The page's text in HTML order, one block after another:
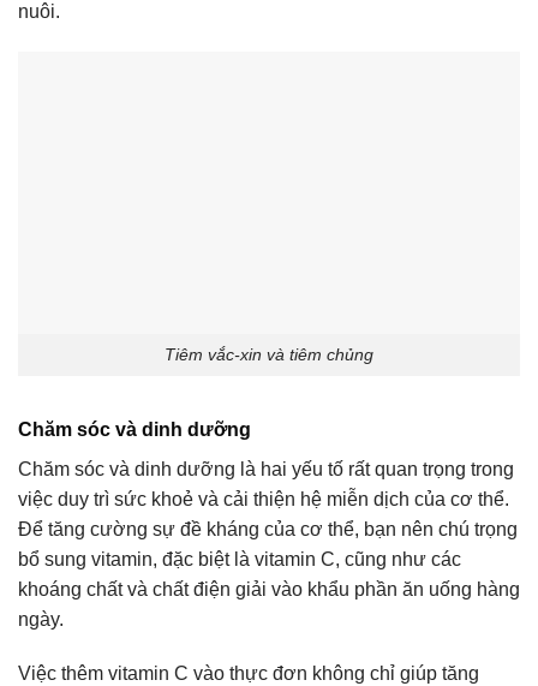
nuôi.
Tiêm vắc-xin và tiêm chủng
Chăm sóc và dinh dưỡng
Chăm sóc và dinh dưỡng là hai yếu tố rất quan trọng trong
việc duy trì sức khoẻ và cải thiện hệ miễn dịch của cơ thể.
Để tăng cường sự đề kháng của cơ thể, bạn nên chú trọng
bổ sung vitamin, đặc biệt là vitamin C, cũng như các
khoáng chất và chất điện giải vào khẩu phần ăn uống hàng
ngày.
Việc thêm vitamin C vào thực đơn không chỉ giúp tăng